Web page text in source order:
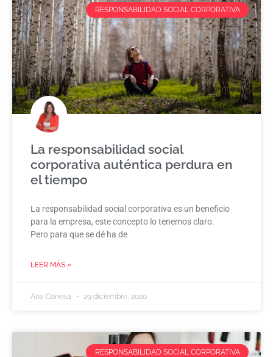
RESPONSABILIDAD SOCIAL CORPORATIVA
La responsabilidad social
corporativa auténtica perdura en
el tiempo
La responsabilidad social corporativa es un beneficio
para la empresa, este concepto lo tenemos claro.
Pero para que se dé ha de
LEER MÁS »
Ana Conesa 29 diciembre, 2020
RESPONSABILIDAD SOCIAL CORPORATIVA